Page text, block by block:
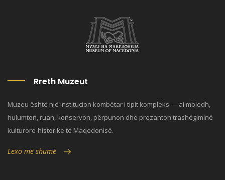
Rreth Muzeut
Muzeu është një institucion kombëtar i tipit kompleks — ai mbledh,
hulumton, ruan, konservon, përpunon dhe prezanton trashëgiminë
kulturore-historike të Maqedonisë.
Lexo më shumë